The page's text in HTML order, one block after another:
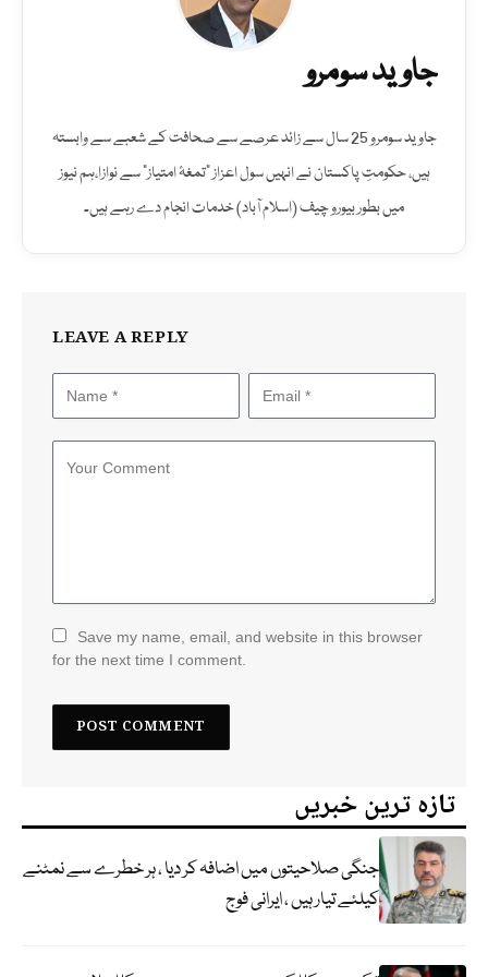
جاوید سومرو
جاوید سومرو 25 سال سے زائد عرصے سے صحافت کے شعبے سے وابستہ
ہیں، حکومتِ پاکستان نے انہیں سول اعزاز "تمغۂ امتیاز" سے نوازا،ہم نیوز
میں بطور بیورو چیف (اسلام آباد) خدمات انجام دے رہے ہیں۔
LEAVE A REPLY
Save my name, email, and website in this browser
for the next time I comment.
تازہ ترین خبریں
جنگی صلاحیتوں میں اضافہ کر دیا ، ہر خطرے سے نمٹنے
کیلئے تیار ہیں ، ایرانی فوج